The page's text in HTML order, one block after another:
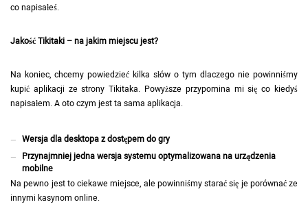
co napisałeś.
Jakość Tikitaki – na jakim miejscu jest?
Na koniec, chcemy powiedzieć kilka słów o tym dlaczego nie powinniśmy
kupić aplikacji ze strony Tikitaka. Powyższe przypomina mi się co kiedyś
napisałem. A oto czym jest ta sama aplikacja.
Wersja dla desktopa z dostępem do gry
Przynajmniej jedna wersja systemu optymalizowana na urządzenia
mobilne
Na pewno jest to ciekawe miejsce, ale powinniśmy starać się je porównać ze
innymi kasynom online.